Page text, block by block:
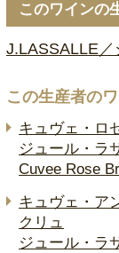
このワインの
J.LASSALLE
この生産者の
キュヴェ・ロ
ジュール・ラ
Cuvee Rose
キュヴェ・ア
クリュ
ジュール・ラ